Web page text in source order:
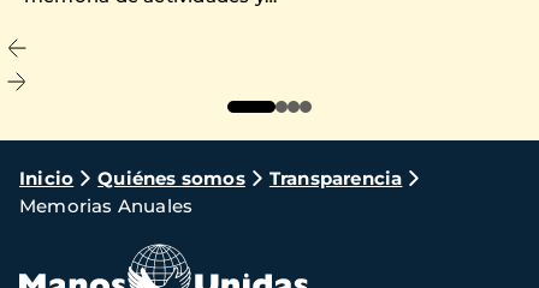
Ruta
de
navegación
Inicio Quiénes somos
Transparencia
Memorias Anuales